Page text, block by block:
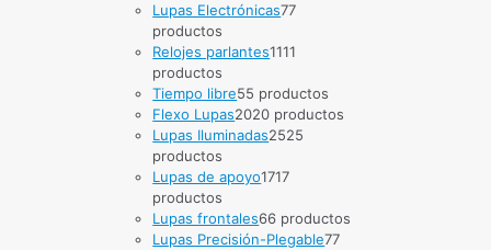
Lupas Electrónicas77
productos
Relojes parlantes1111
productos
Tiempo libre55 productos
Flexo Lupas2020 productos
Lupas Iluminadas2525
productos
Lupas de apoyo1717
productos
Lupas frontales66 productos
Lupas Precisión-Plegable77